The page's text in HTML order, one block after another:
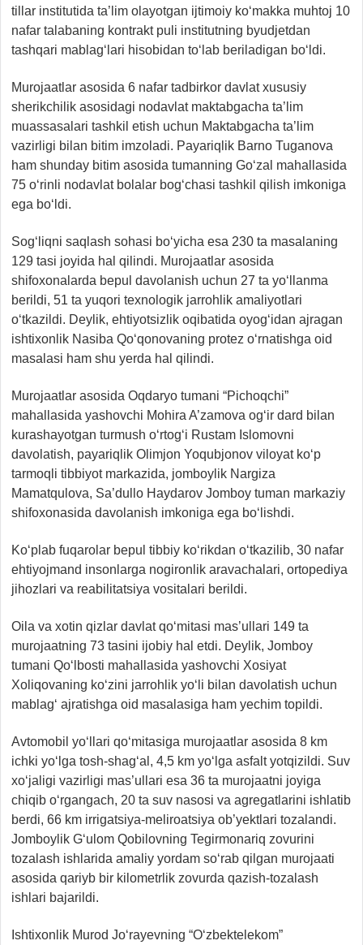
tillar institutida ta’lim olayotgan ijtimoiy ko‘makka muhtoj 10
nafar talabaning kontrakt puli institutning byudjetdan
tashqari mablag‘lari hisobidan to‘lab beriladigan bo‘ldi.
Murojaatlar asosida 6 nafar tadbirkor davlat xususiy
sherikchilik asosidagi nodavlat maktabgacha ta’lim
muassasalari tashkil etish uchun Maktabgacha ta’lim
vazirligi bilan bitim imzoladi. Payariqlik Barno Tuganova
ham shunday bitim asosida tumanning Go‘zal mahallasida
75 o‘rinli nodavlat bolalar bog‘chasi tashkil qilish imkoniga
ega bo‘ldi.
Sog‘liqni saqlash sohasi bo‘yicha esa 230 ta masalaning
129 tasi joyida hal qilindi. Murojaatlar asosida
shifoxonalarda bepul davolanish uchun 27 ta yo‘llanma
berildi, 51 ta yuqori texnologik jarrohlik amaliyotlari
o‘tkazildi. Deylik, ehtiyotsizlik oqibatida oyog‘idan ajragan
ishtixonlik Nasiba Qo‘qonovaning protez o‘rnatishga oid
masalasi ham shu yerda hal qilindi.
Murojaatlar asosida Oqdaryo tumani “Pichoqchi”
mahallasida yashovchi Mohira A’zamova og‘ir dard bilan
kurashayotgan turmush o‘rtog‘i Rustam Islomovni
davolatish, payariqlik Olimjon Yoqubjonov viloyat ko‘p
tarmoqli tibbiyot markazida, jomboylik Nargiza
Mamatqulova, Sa’dullo Haydarov Jomboy tuman markaziy
shifoxonasida davolanish imkoniga ega bo‘lishdi.
Ko‘plab fuqarolar bepul tibbiy ko‘rikdan o‘tkazilib, 30 nafar
ehtiyojmand insonlarga nogironlik aravachalari, ortopediya
jihozlari va reabilitatsiya vositalari berildi.
Oila va xotin qizlar davlat qo‘mitasi mas’ullari 149 ta
murojaatning 73 tasini ijobiy hal etdi. Deylik, Jomboy
tumani Qo‘lbosti mahallasida yashovchi Xosiyat
Xoliqovaning ko‘zini jarrohlik yo‘li bilan davolatish uchun
mablag‘ ajratishga oid masalasiga ham yechim topildi.
Avtomobil yo‘llari qo‘mitasiga murojaatlar asosida 8 km
ichki yo‘lga tosh-shag‘al, 4,5 km yo‘lga asfalt yotqizildi. Suv
xo‘jaligi vazirligi mas’ullari esa 36 ta murojaatni joyiga
chiqib o‘rgangach, 20 ta suv nasosi va agregatlarini ishlatib
berdi, 66 km irrigatsiya-meliroatsiya ob’yektlari tozalandi.
Jomboylik G‘ulom Qobilovning Tegirmonariq zovurini
tozalash ishlarida amaliy yordam so‘rab qilgan murojaati
asosida qariyb bir kilometrlik zovurda qazish-tozalash
ishlari bajarildi.
Ishtixonlik Murod Jo‘rayevning “O‘zbektelekom”